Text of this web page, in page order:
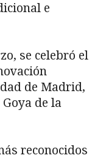
e
se celebró el
de Madrid,
de la
reconocidos